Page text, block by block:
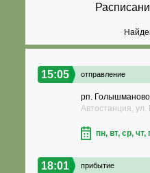
15:05 отправление
рп.
Автостанция, ул.
пн, вт, ср, чт,
18:01 прибытие